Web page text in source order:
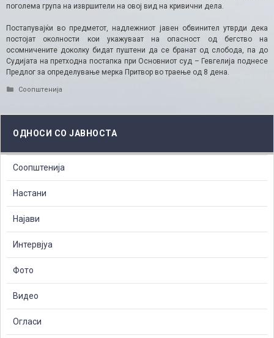
поголема група на извршители на овој вид на кривични дела.
Постапувајќи во предметот, надлежниот јавен обвинител утврди дека
постојат околности кои укажуваат на опасност од бегство на
осомничените доколку бидат пуштени да се бранат од слобода, па до
Судијата на претходна постапка при Основниот суд – Гевгелија поднесе
Предлог за определување мерка Притвор во траење од 8 дена.
Categories
Соопштенија
ОДНОСИ СО ЈАВНОСТА
Соопштенија
Настани
Најави
Интервјуа
Фото
Видео
Огласи